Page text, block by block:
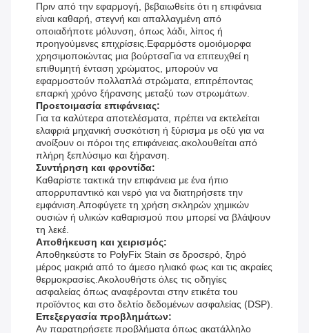
Πριν από την εφαρμογή, βεβαιωθείτε ότι η επιφάνεια
είναι καθαρή, στεγνή και απαλλαγμένη από
οποιαδήποτε μόλυνση, όπως λάδι, λίπος ή
προηγούμενες επιχρίσεις.Εφαρμόστε ομοιόμορφα
χρησιμοποιώντας μια βούρτσαΓια να επιτευχθεί η
επιθυμητή ένταση χρώματος, μπορούν να
εφαρμοστούν πολλαπλά στρώματα, επιτρέποντας
επαρκή χρόνο ξήρανσης μεταξύ των στρωμάτων.
Προετοιμασία επιφάνειας:
Για τα καλύτερα αποτελέσματα, πρέπει να εκτελείται
ελαφριά μηχανική συσκότιση ή ξύρισμα με οξύ για να
ανοίξουν οι πόροι της επιφάνειας.ακολουθείται από
πλήρη ξεπλύσιμο και ξήρανση.
Συντήρηση και φροντίδα:
Καθαρίστε τακτικά την επιφάνεια με ένα ήπιο
απορρυπαντικό και νερό για να διατηρήσετε την
εμφάνιση.Αποφύγετε τη χρήση σκληρών χημικών
ουσιών ή υλικών καθαρισμού που μπορεί να βλάψουν
τη λεκέ.
Αποθήκευση και χειρισμός:
Αποθηκεύστε το PolyFix Stain σε δροσερό, ξηρό
μέρος μακριά από το άμεσο ηλιακό φως και τις ακραίες
θερμοκρασίες.Ακολουθήστε όλες τις οδηγίες
ασφαλείας όπως αναφέρονται στην ετικέτα του
προϊόντος και στο δελτίο δεδομένων ασφαλείας (DSP).
Επεξεργασία προβλημάτων:
Αν παρατηρήσετε προβλήματα όπως ακατάλληλο